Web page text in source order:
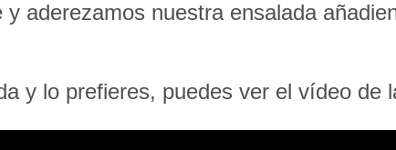
aderezamos nuestra ensalada
y lo prefieres, puedes ver el vídeo de